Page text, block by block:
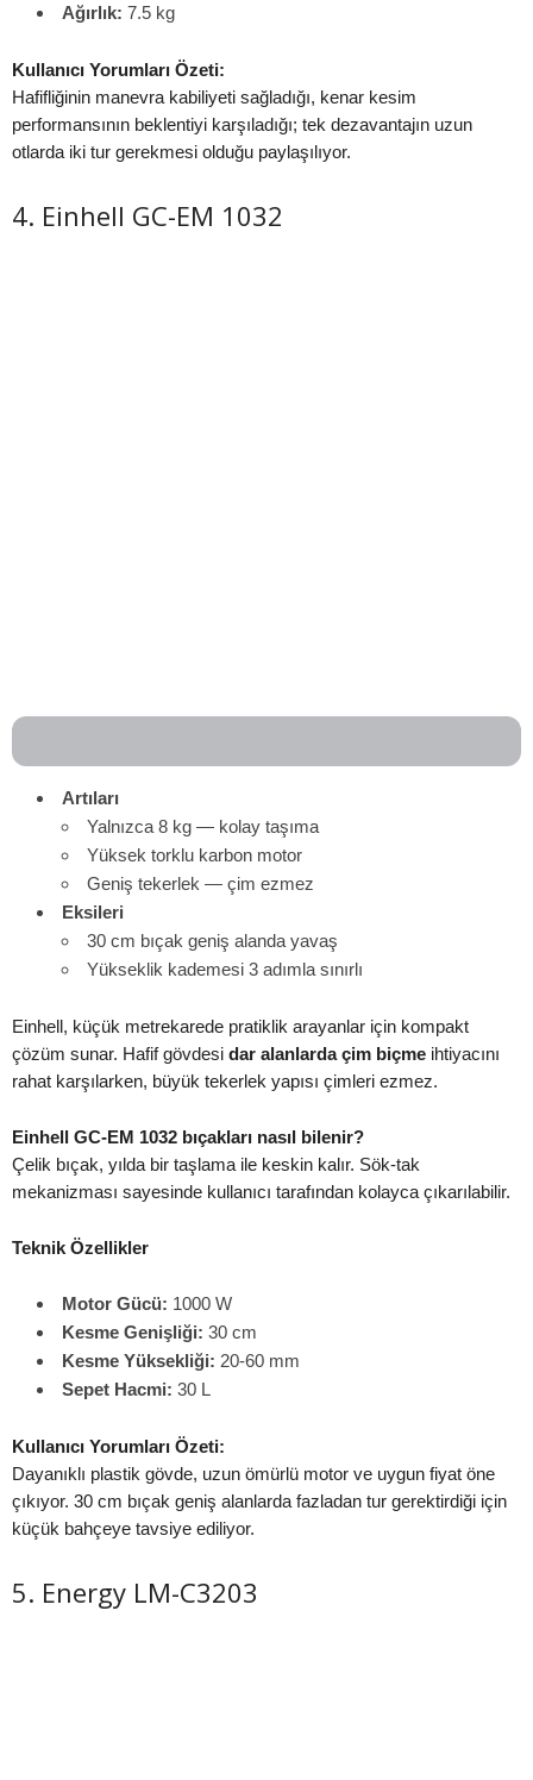
Ağırlık: 7.5 kg
Kullanıcı Yorumları Özeti:
Hafifliğinin manevra kabiliyeti sağladığı, kenar kesim
performansının beklentiyi karşıladığı; tek dezavantajın uzun
otlarda iki tur gerekmesi olduğu paylaşılıyor.
4. Einhell GC-EM 1032
Artıları
Yalnızca 8 kg — kolay taşıma
Yüksek torklu karbon motor
Geniş tekerlek — çim ezmez
Eksileri
30 cm bıçak geniş alanda yavaş
Yükseklik kademesi 3 adımla sınırlı
Einhell, küçük metrekarede pratiklik arayanlar için kompakt
çözüm sunar. Hafif gövdesi dar alanlarda çim biçme ihtiyacını
rahat karşılarken, büyük tekerlek yapısı çimleri ezmez.
Einhell GC-EM 1032 bıçakları nasıl bilenir?
Çelik bıçak, yılda bir taşlama ile keskin kalır. Sök-tak
mekanizması sayesinde kullanıcı tarafından kolayca çıkarılabilir.
Teknik Özellikler
Motor Gücü: 1000 W
Kesme Genişliği: 30 cm
Kesme Yüksekliği: 20-60 mm
Sepet Hacmi: 30 L
Kullanıcı Yorumları Özeti:
Dayanıklı plastik gövde, uzun ömürlü motor ve uygun fiyat öne
çıkıyor. 30 cm bıçak geniş alanlarda fazladan tur gerektirdiği için
küçük bahçeye tavsiye ediliyor.
5. Energy LM-C3203